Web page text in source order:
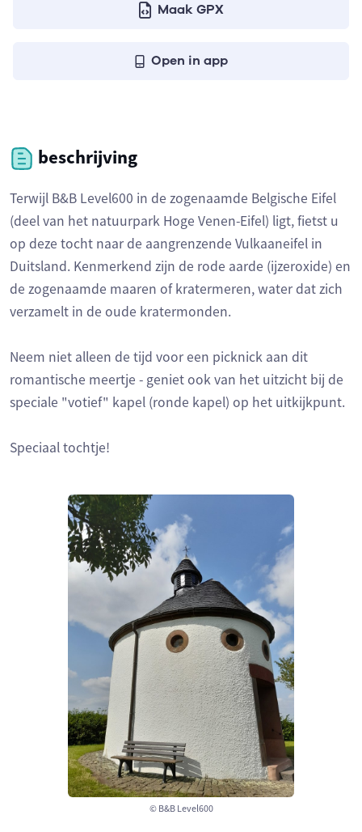
Maak GPX
Open in app
© B&B Level600
beschrijving
Terwijl B&B Level600 in de zogenaamde Belgische Eifel
(deel van het natuurpark Hoge Venen-Eifel) ligt, fietst u
op deze tocht naar de aangrenzende Vulkaaneifel in
Duitsland. Kenmerkend zijn de rode aarde (ijzeroxide) en
de zogenaamde maaren of kratermeren, water dat zich
verzamelt in de oude kratermonden.
Neem niet alleen de tijd voor een picknick aan dit
romantische meertje - geniet ook van het uitzicht bij de
speciale "votief" kapel (ronde kapel) op het uitkijkpunt.
Speciaal tochtje!